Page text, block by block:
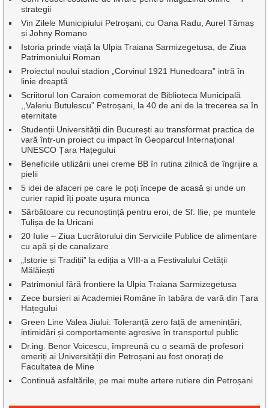
strategii
Vin Zilele Municipiului Petroșani, cu Oana Radu, Aurel Tămaș
și Johny Romano
Istoria prinde viață la Ulpia Traiana Sarmizegetusa, de Ziua
Patrimoniului Roman
Proiectul noului stadion „Corvinul 1921 Hunedoara” intră în
linie dreaptă
Scriitorul Ion Caraion comemorat de Biblioteca Municipală
,,Valeriu Butulescu” Petroșani, la 40 de ani de la trecerea sa în
eternitate
Studenții Universității din București au transformat practica de
vară într-un proiect cu impact în Geoparcul Internațional
UNESCO Țara Hațegului
Beneficiile utilizării unei creme BB în rutina zilnică de îngrijire a
pielii
5 idei de afaceri pe care le poți începe de acasă și unde un
curier rapid îți poate ușura munca
Sărbătoare cu recunoștință pentru eroi, de Sf. Ilie, pe muntele
Tulișa de la Uricani
20 Iulie – Ziua Lucrătorului din Serviciile Publice de alimentare
cu apă și de canalizare
„Istorie și Tradiții” la ediția a VIII-a a Festivalului Cetății
Mălăiești
Patrimoniul fără frontiere la Ulpia Traiana Sarmizegetusa
Zece bursieri ai Academiei Române în tabăra de vară din Țara
Hațegului
Green Line Valea Jiului: Toleranță zero față de amenințări,
intimidări și comportamente agresive în transportul public
Dr.ing. Benor Voicescu, împreună cu o seamă de profesori
emeriți ai Universității din Petroșani au fost onorați de
Facultatea de Mine
Continuă asfaltările, pe mai multe artere rutiere din Petroșani